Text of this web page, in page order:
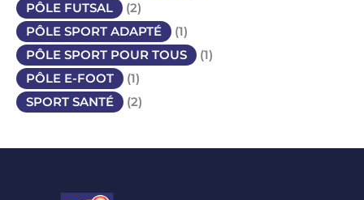
PÔLE FUTSAL
(2)
PÔLE SPORT ADAPTÉ
(1)
PÔLE SPORT POUR TOUS
(1)
PÔLE E-FOOT
(1)
SPORT SANTÉ
(2)